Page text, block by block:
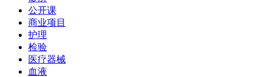
公开课
商业项目
护理
检验
医疗器械
血液